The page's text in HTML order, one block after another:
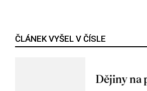
ČLÁNEK VYŠEL V ČÍSLE
Dějiny na